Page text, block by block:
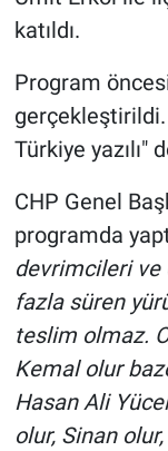
katıldı.
Program
gerçekleştirildi.
Türkiye yazılı"
CHP Genel
programda
devrimcileri ve
fazla süren
teslim olmaz.
Kemal olur
Hasan Ali
olur, Sinan
Ne demişti
Nedir
Popüler
Programlar
Sağlık
Spor
Teknoloji
Türkiye'nin